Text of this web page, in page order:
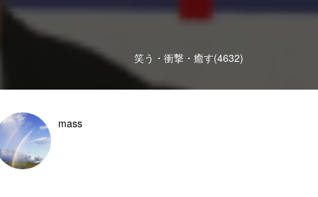
笑う・衝撃・癒す(4632)
mass